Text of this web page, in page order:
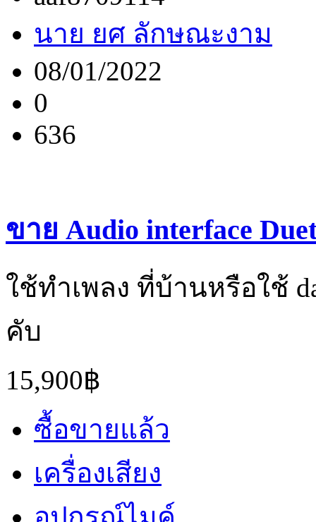
นาย ยศ ลักษณะงาม
08/01/2022
0
636
ขาย Audio interface
ใช้ทำเพลง ที่บ้านหรือใช้
คับ
15,900฿
ซื้อขายแล้ว
เครื่องเสียง